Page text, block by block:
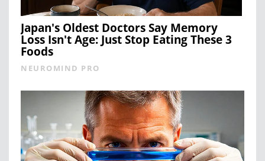
Japan's Oldest Doctors Say Memory
Loss Isn't Age: Just Stop Eating These 3
Foods
NEUROMIND PRO